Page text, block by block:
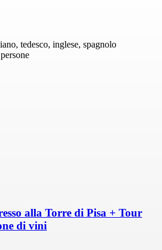
tedesco, inglese, spagnolo
alla Torre di Pisa + Tour
di vini